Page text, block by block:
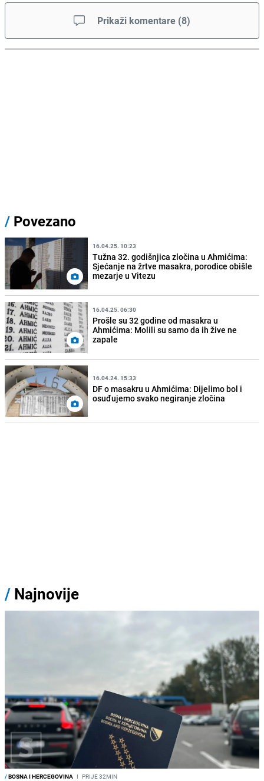
Prikaži komentare (8)
/ Povezano
16.04.25. 10:23
Tužna 32. godišnjica zločina u Ahmićima:
Sjećanje na žrtve masakra, porodice obišle
mezarje u Vitezu
16.04.25. 06:30
Prošle su 32 godine od masakra u
Ahmićima: Molili su samo da ih žive ne
zapale
16.04.24. 15:33
DF o masakru u Ahmićima: Dijelimo bol i
osuđujemo svako negiranje zločina
/ Najnovije
/BOSNA I HERCEGOVINA I PRIJE 32MIN